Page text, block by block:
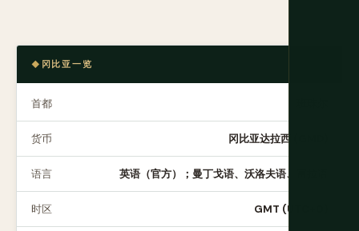
冈比亚一览
首都
货币 冈比亚达拉西 (GMD)
语言 英语（官方）；曼丁戈语、沃洛夫语、富拉语
时区 GMT (UTC+0)